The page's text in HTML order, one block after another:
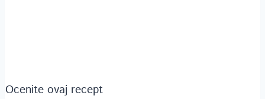
Ocenite ovaj recept